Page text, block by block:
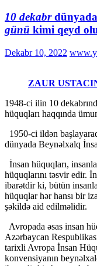
10 dekabr
günü kimi qeyd
Dekabr 10, 2022
ZAUR
1948-ci ilin 10
hüquqları haqqında
1950-ci ildən
dünyada Beynəlxalq
İnsan hüquqları,
hüquqlarını təsvir edir.
ibarətdir ki, bütün
hüquqlar hər hansı bir
şəkildə aid edilməlidir.
Avropada əsas insan
Azərbaycan
tarixli Avropa İnsan
konvensiyanın